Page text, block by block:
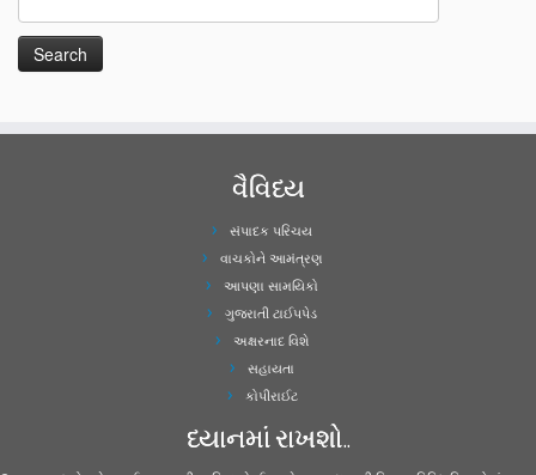
વૈવિધ્ય
સંપાદક પરિચય
વાચકોને આમંત્રણ
આપણા સામયિકો
ગુજરાતી ટાઈપપેડ
અક્ષરનાદ વિશે
સહાયતા
કોપીરાઈટ
ધ્યાનમાં રાખશો..